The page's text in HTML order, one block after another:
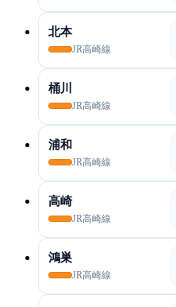
北本
JR高崎線
桶川
JR高崎線
浦和
JR高崎線
高崎
JR高崎線
鴻巣
JR高崎線